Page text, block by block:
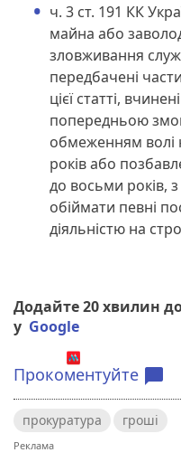
ч. 3 ст. 191 КК
майна або
зловживання
передбачені
цієї статті,
попередньою
обмеженням волі
років або
до восьми років,
обіймати певні
діяльністю на
Додайте 20 хвилин
у Google
Прокоментуйте chat_bubble
прокуратура гроші